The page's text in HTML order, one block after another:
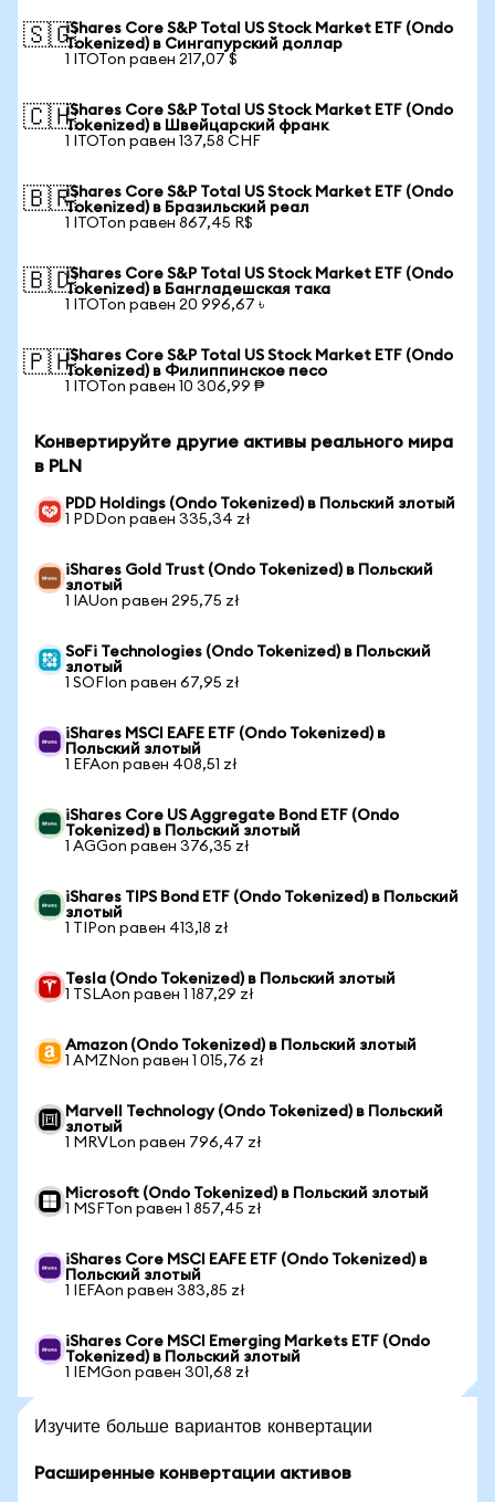
🇸🇬iShares Core S&P Total US Stock Market ETF (Ondo
Tokenized) в Сингапурский доллар
1 ITOTon равен 217,07 $
🇨🇭iShares Core S&P Total US Stock Market ETF (Ondo
Tokenized) в Швейцарский франк
1 ITOTon равен 137,58 CHF
🇧🇷iShares Core S&P Total US Stock Market ETF (Ondo
Tokenized) в Бразильский реал
1 ITOTon равен 867,45 R$
🇧🇩iShares Core S&P Total US Stock Market ETF (Ondo
Tokenized) в Бангладешская така
1 ITOTon равен 20 996,67 ৳
🇵🇭iShares Core S&P Total US Stock Market ETF (Ondo
Tokenized) в Филиппинское песо
1 ITOTon равен 10 306,99 ₱
Конвертируйте другие активы реального мира
в PLN
PDD Holdings (Ondo Tokenized) в Польский злотый
1 PDDon равен 335,34 zł
iShares Gold Trust (Ondo Tokenized) в Польский
злотый
1 IAUon равен 295,75 zł
SoFi Technologies (Ondo Tokenized) в Польский
злотый
1 SOFIon равен 67,95 zł
iShares MSCI EAFE ETF (Ondo Tokenized) в
Польский злотый
1 EFAon равен 408,51 zł
iShares Core US Aggregate Bond ETF (Ondo
Tokenized) в Польский злотый
1 AGGon равен 376,35 zł
iShares TIPS Bond ETF (Ondo Tokenized) в Польский
злотый
1 TIPon равен 413,18 zł
Tesla (Ondo Tokenized) в Польский злотый
1 TSLAon равен 1 187,29 zł
Amazon (Ondo Tokenized) в Польский злотый
1 AMZNon равен 1 015,76 zł
Marvell Technology (Ondo Tokenized) в Польский
злотый
1 MRVLon равен 796,47 zł
Microsoft (Ondo Tokenized) в Польский злотый
1 MSFTon равен 1 857,45 zł
iShares Core MSCI EAFE ETF (Ondo Tokenized) в
Польский злотый
1 IEFAon равен 383,85 zł
iShares Core MSCI Emerging Markets ETF (Ondo
Tokenized) в Польский злотый
1 IEMGon равен 301,68 zł
Изучите больше вариантов конвертации
Расширенные конвертации активов